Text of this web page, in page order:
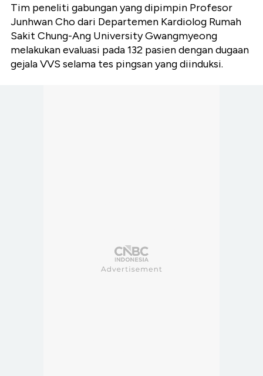
Tim peneliti gabungan yang dipimpin Profesor
Junhwan Cho dari Departemen Kardiolog Rumah
Sakit Chung-Ang University Gwangmyeong
melakukan evaluasi pada 132 pasien dengan dugaan
gejala VVS selama tes pingsan yang diinduksi.